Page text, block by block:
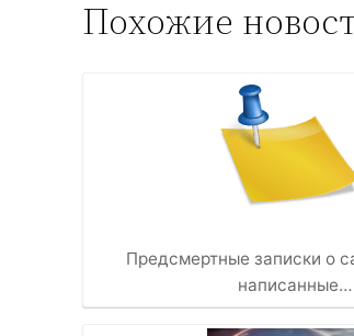
Похожие
Предсмертные записки о
написанные…